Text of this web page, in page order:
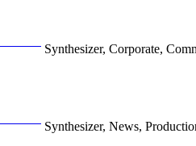
Synthesizer, Corporate,
Synthesizer, News,